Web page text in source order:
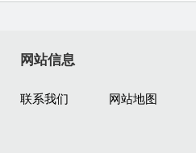
网站信息
联系我们 网站地图